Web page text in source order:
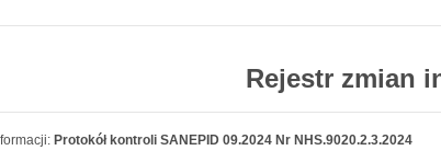
Rejestr zmian
Protokół kontroli SANEPID 09.2024 Nr NHS.9020.2.3.2024